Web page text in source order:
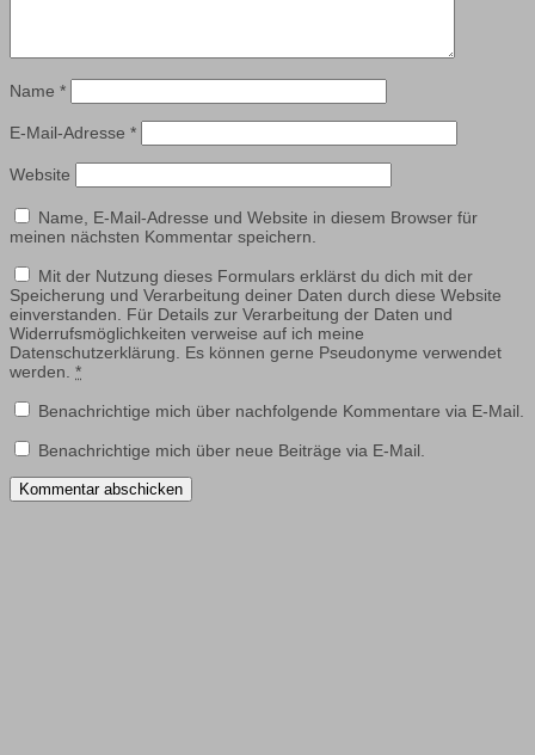
Name *
E-Mail-Adresse *
Website
Name, E-Mail-Adresse und Website in diesem Browser für
meinen nächsten Kommentar speichern.
Mit der Nutzung dieses Formulars erklärst du dich mit der
Speicherung und Verarbeitung deiner Daten durch diese Website
einverstanden. Für Details zur Verarbeitung der Daten und
Widerrufsmöglichkeiten verweise auf ich meine
Datenschutzerklärung. Es können gerne Pseudonyme verwendet
werden. *
Benachrichtige mich über nachfolgende Kommentare via E-Mail.
Benachrichtige mich über neue Beiträge via E-Mail.